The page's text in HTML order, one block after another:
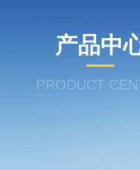
产品中
PRODUCT